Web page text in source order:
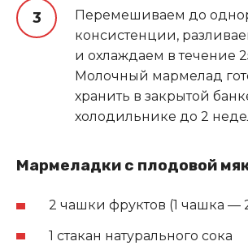
Перемешиваем до
консистенции,
и охлаждаем в течение
Молочный мармелад
хранить в закрытой
холодильнике до 2
Мармеладки с плодовой
2 чашки фруктов (1 чашка —
1 стакан натурального сока